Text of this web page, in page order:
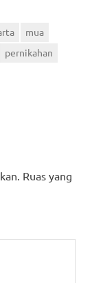
mua
pernikahan
Ruas yang